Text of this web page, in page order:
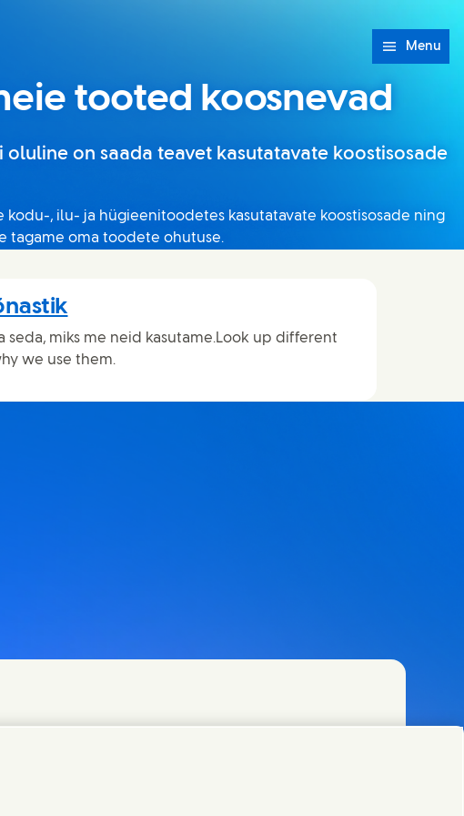
Menu
tooted koosnevad
oluline on saada teavet kasutatavate koostisosade
kodu-, ilu- ja hügieenitoodetes kasutatavate koostisosade ning
tagame oma toodete ohutuse.
seda, miks me neid kasutame.Look up different
we use them.